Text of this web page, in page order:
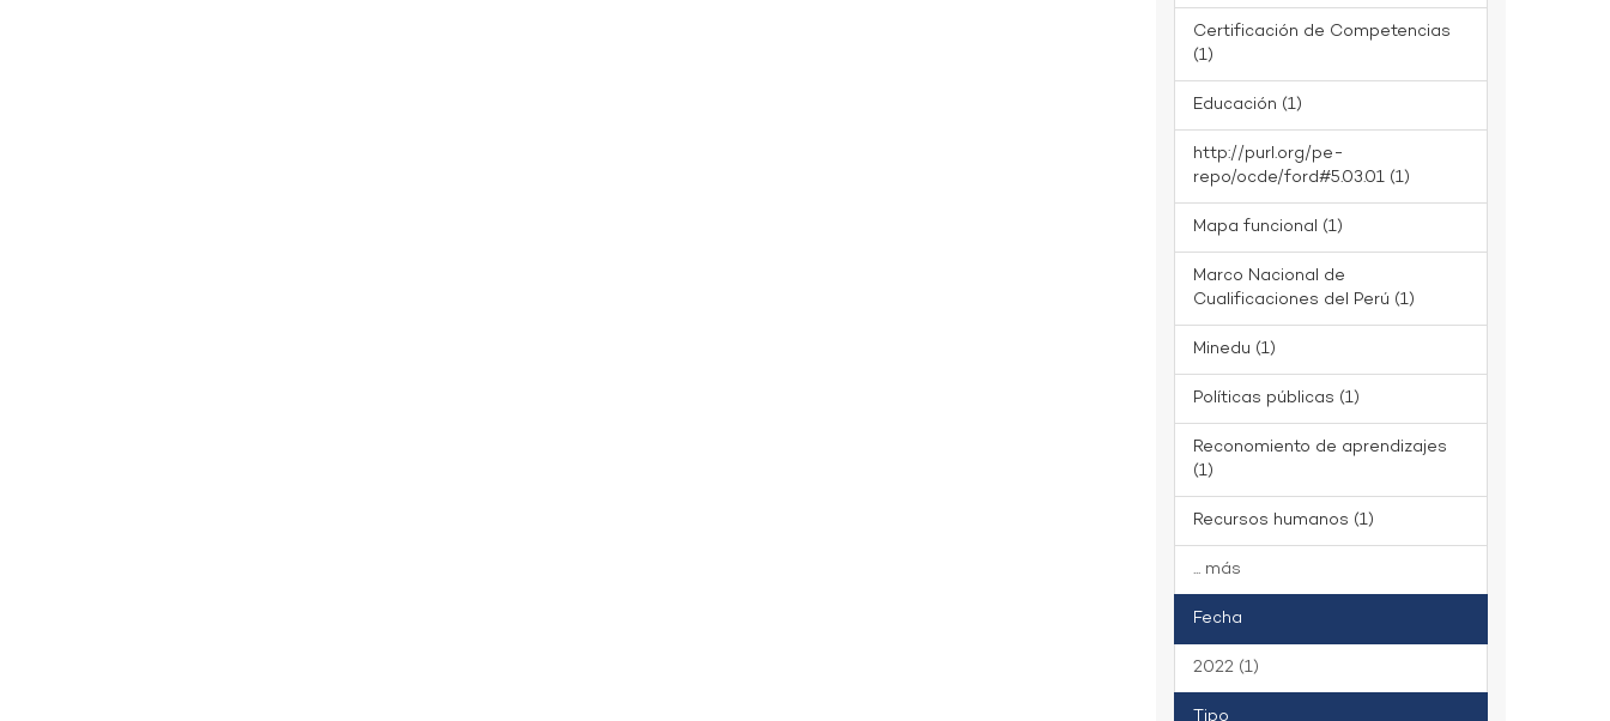
Certificación de Competencias
(1)
Educación (1)
http://purl.org/pe-
repo/ocde/ford#5.03.01 (1)
Mapa funcional (1)
Marco Nacional de
Cualificaciones del Perú (1)
Minedu (1)
Políticas públicas (1)
Reconomiento de aprendizajes
(1)
Recursos humanos (1)
... más
Fecha
2022 (1)